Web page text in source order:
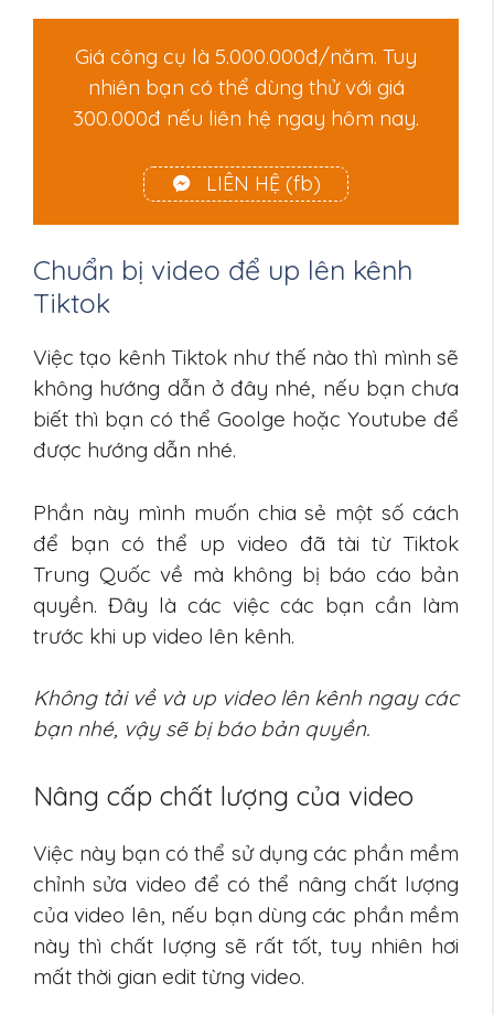
Giá công cụ là 5.000.000đ/năm. Tuy
nhiên bạn có thể dùng thử với giá
300.000đ nếu liên hệ ngay hôm nay.
LIÊN HỆ (fb)
Chuẩn bị video để up lên kênh
Tiktok
Việc tạo kênh Tiktok như thế nào thì mình sẽ
không hướng dẫn ở đây nhé, nếu bạn chưa
biết thì bạn có thể Goolge hoặc Youtube để
được hướng dẫn nhé.
Phần này mình muốn chia sẻ một số cách
để bạn có thể up video đã tài từ Tiktok
Trung Quốc về mà không bị báo cáo bản
quyền. Đây là các việc các bạn cần làm
trước khi up video lên kênh.
Không tải về và up video lên kênh ngay các
bạn nhé, vậy sẽ bị báo bản quyền.
Nâng cấp chất lượng của video
Việc này bạn có thể sử dụng các phần mềm
chỉnh sửa video để có thể nâng chất lượng
của video lên, nếu bạn dùng các phần mềm
này thì chất lượng sẽ rất tốt, tuy nhiên hơi
mất thời gian edit từng video.